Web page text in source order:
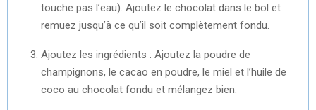
touche pas l’eau). Ajoutez le chocolat dans le bol et
remuez jusqu’à ce qu’il soit complètement fondu.
Ajoutez les ingrédients : Ajoutez la poudre de
champignons, le cacao en poudre, le miel et l’huile de
coco au chocolat fondu et mélangez bien.